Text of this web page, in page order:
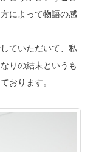
によって物語の感
ていただいて、私
りの結末というも
おります。